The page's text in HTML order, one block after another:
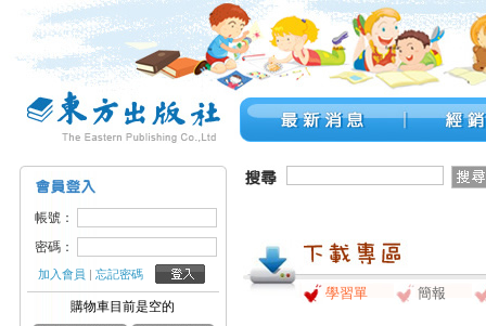
帳號：
密碼：
加入會員 |忘記密碼
購物車目前是空的
學習單 簡報